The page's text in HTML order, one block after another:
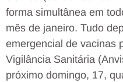
forma simultânea em
mês de janeiro. Tudo
emergencial de vacinas
Vigilância Sanitária
próximo domingo, 17,